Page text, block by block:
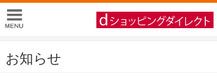
お知らせ